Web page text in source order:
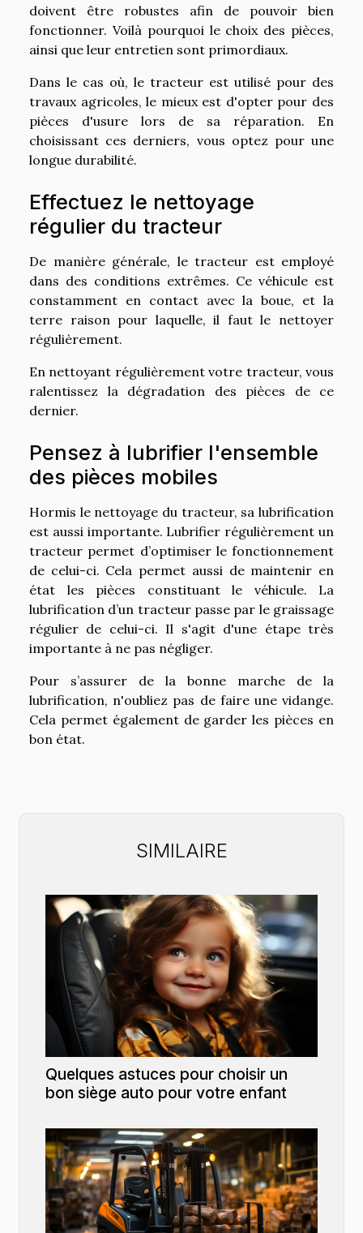
doivent être robustes afin de pouvoir bien
fonctionner. Voilà pourquoi le choix des pièces,
ainsi que leur entretien sont primordiaux.
Dans le cas où, le tracteur est utilisé pour des
travaux agricoles, le mieux est d'opter pour des
pièces d'usure lors de sa réparation. En
choisissant ces derniers, vous optez pour une
longue durabilité.
Effectuez le nettoyage
régulier du tracteur
De manière générale, le tracteur est employé
dans des conditions extrêmes. Ce véhicule est
constamment en contact avec la boue, et la
terre raison pour laquelle, il faut le nettoyer
régulièrement.
En nettoyant régulièrement votre tracteur, vous
ralentissez la dégradation des pièces de ce
dernier.
Pensez à lubrifier l'ensemble
des pièces mobiles
Hormis le nettoyage du tracteur, sa lubrification
est aussi importante. Lubrifier régulièrement un
tracteur permet d’optimiser le fonctionnement
de celui-ci. Cela permet aussi de maintenir en
état les pièces constituant le véhicule. La
lubrification d’un tracteur passe par le graissage
régulier de celui-ci. Il s'agit d'une étape très
importante à ne pas négliger.
Pour s’assurer de la bonne marche de la
lubrification, n'oubliez pas de faire une vidange.
Cela permet également de garder les pièces en
bon état.
SIMILAIRE
Quelques astuces pour choisir un
bon siège auto pour votre enfant